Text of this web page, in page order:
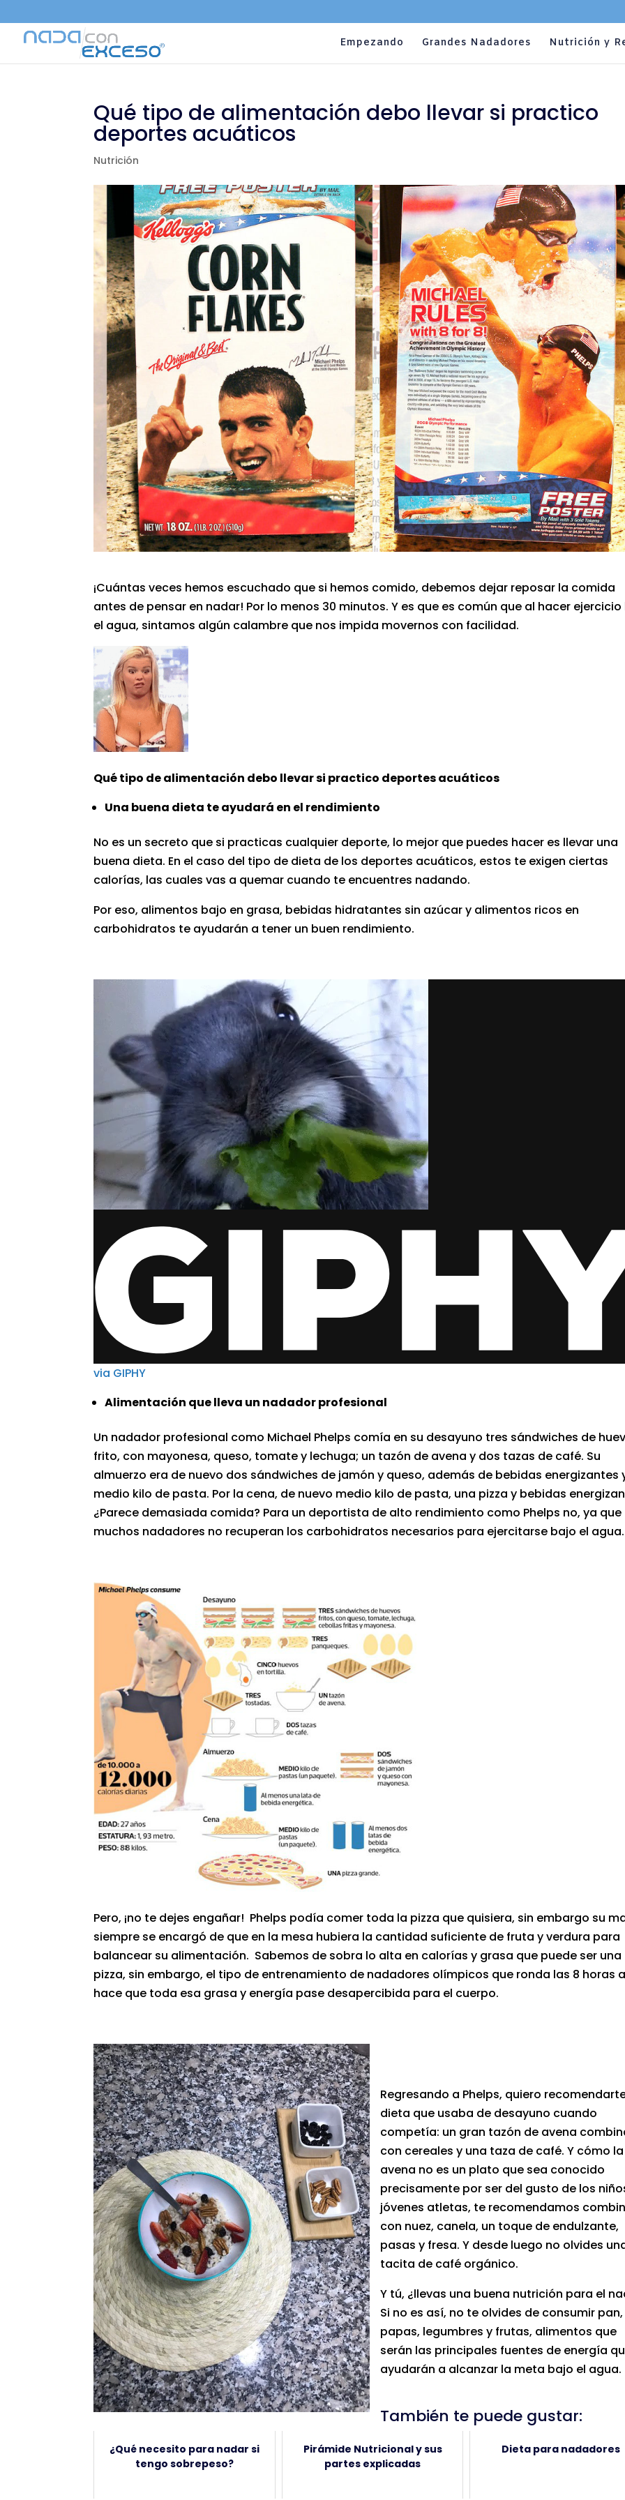
Empezando Grandes Nadadores Nutrición y
Qué tipo de alimentación debo llevar si practico
deportes acuáticos
Nutrición
¡Cuántas veces hemos escuchado que si hemos comido, debemos dejar reposar la comida
antes de pensar en nadar! Por lo menos 30 minutos. Y es que es común que al hacer
el agua, sintamos algún calambre que nos impida movernos con facilidad.
Qué tipo de alimentación debo llevar si practico deportes acuáticos
Una buena dieta te ayudará en el rendimiento
No es un secreto que si practicas cualquier deporte, lo mejor que puedes hacer es llevar una
buena dieta. En el caso del tipo de dieta de los deportes acuáticos, estos te exigen ciertas
calorías, las cuales vas a quemar cuando te encuentres nadando.
Por eso, alimentos bajo en grasa, bebidas hidratantes sin azúcar y alimentos ricos en
carbohidratos te ayudarán a tener un buen rendimiento.
via GIPHY
Alimentación que lleva un nadador profesional
Un nadador profesional como Michael Phelps comía en su desayuno tres sándwiches de
frito, con mayonesa, queso, tomate y lechuga; un tazón de avena y dos tazas de café. Su
almuerzo era de nuevo dos sándwiches de jamón y queso, además de bebidas energizantes
medio kilo de pasta. Por la cena, de nuevo medio kilo de pasta, una pizza y bebidas
¿Parece demasiada comida? Para un deportista de alto rendimiento como Phelps no, ya que
muchos nadadores no recuperan los carbohidratos necesarios para ejercitarse bajo el agua.
Pero, ¡no te dejes engañar! Phelps podía comer toda la pizza que quisiera, sin embargo su
siempre se encargó de que en la mesa hubiera la cantidad suficiente de fruta y verdura para
balancear su alimentación. Sabemos de sobra lo alta en calorías y grasa que puede ser una
pizza, sin embargo, el tipo de entrenamiento de nadadores olímpicos que ronda las 8 horas
hace que toda esa grasa y energía pase desapercibida para el cuerpo.
Regresando a Phelps, quiero
dieta que usaba de desayuno cuando
competía: un gran tazón de avena
con cereales y una taza de café. Y cómo la
avena no es un plato que sea conocido
precisamente por ser del gusto de los
jóvenes atletas, te recomendamos
con nuez, canela, un toque de endulzante,
pasas y fresa. Y desde luego no olvides
tacita de café orgánico.
Y tú, ¿llevas una buena nutrición para el
Si no es así, no te olvides de consumir pan,
papas, legumbres y frutas, alimentos que
serán las principales fuentes de energía
ayudarán a alcanzar la meta bajo el agua.
También te puede gustar:
¿Qué necesito para nadar si
tengo sobrepeso?
Pirámide Nutricional y sus
partes explicadas
Dieta para nadadores